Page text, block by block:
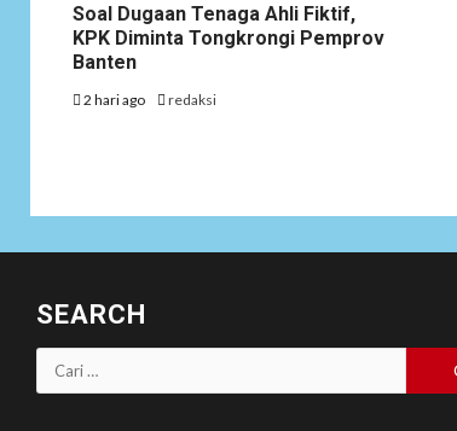
Soal Dugaan Tenaga Ahli Fiktif,
KPK Diminta Tongkrongi Pemprov
Banten
2 hari ago redaksi
SEARCH
Cari
untuk: